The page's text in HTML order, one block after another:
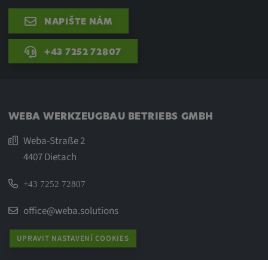
NAPIŠTE NÁM
+43 7252 72807
WEBA WERKZEUGBAU BETRIEBS GMBH
Weba-Straße 2
4407 Dietach
+43 7252 72807
office@weba.solutions
UPRAVIT NASTAVENÍ COOKIES